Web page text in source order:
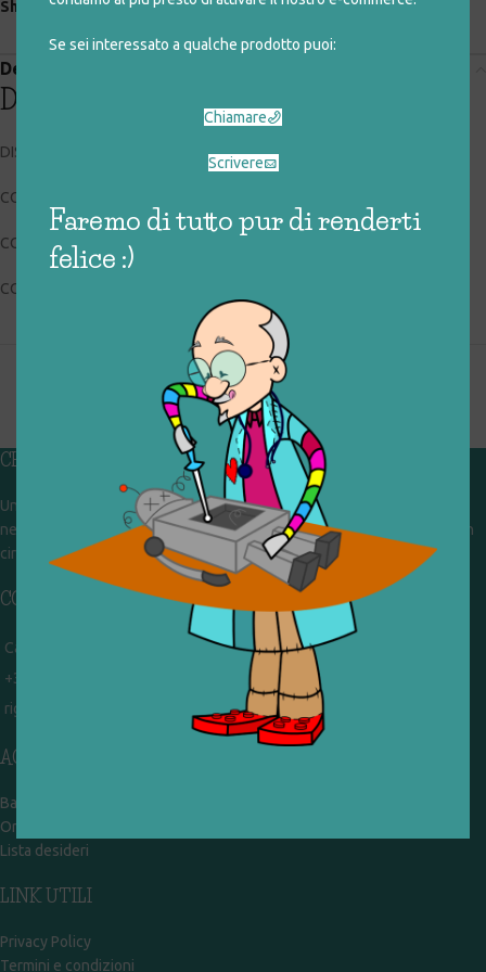
Se sei interessato a qualche prodotto puoi:
Chiamare
Scrivere
Faremo di tutto pur di renderti
felice :)
Share:
Descrizione
Descrizione
DISNEY STORE
CODICE RIGIOCATTOLO: 032_1_042
CONDIZIONI: buone, usato
COLLOCAZIONE: EXP
CHI SIAMO
Un gruppo di volontari che sognano di diventare un centro del riuso e
nel frattempo ricevono in dono giocattoli, li riparano e li reimmettono in
circolazione. Operiamo per un'economia civile, circolare e sostenibile.
CONTATTI
Campobasso - via Garibaldi 51
+39 328 767 9587
rigiocattolocb@gmail.com
ACCOUNT
Bacheca
Ordini
Lista desideri
LINK UTILI
Privacy Policy
Termini e condizioni